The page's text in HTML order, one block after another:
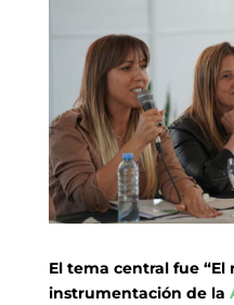
El tema central fue
instrumentación de la